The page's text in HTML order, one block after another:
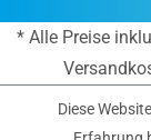
* Alle Preise
Diese